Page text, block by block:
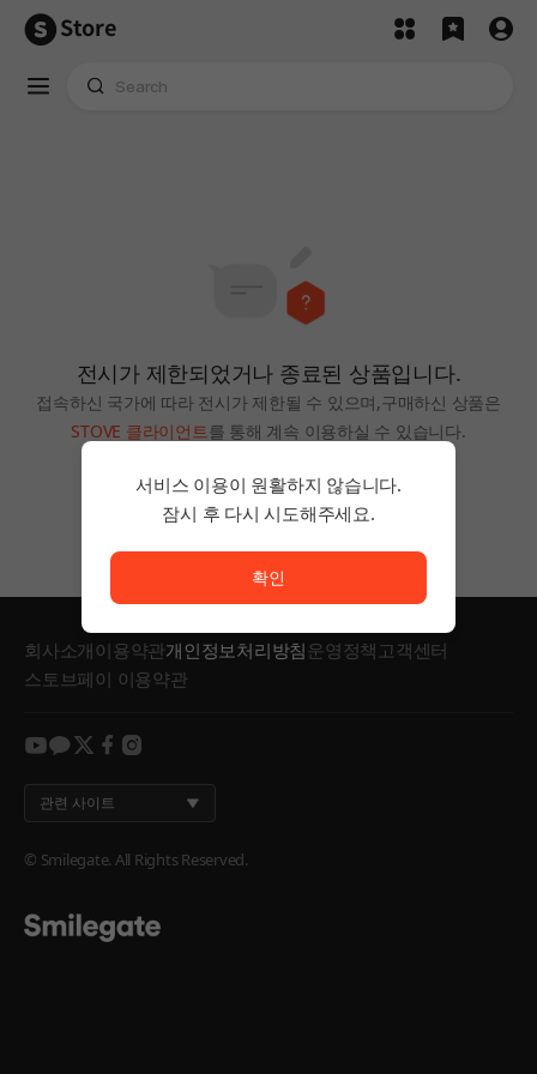
Store
전시가 제한되었거나 종료된 상품입니다.
접속하신 국가에 따라 전시가 제한될 수 있으며,구매하신 상품은
STOVE 클라이언트를 통해 계속 이용하실 수 있습니다.
홈으로
회사소개이용약관개인정보처리방침운영정책 고객센터
스토브페이 이용약관
youtube
kakaotwitterfacebook
instagram
관련 사이트
© Smilegate. All Rights Reserved.
서비스 이용이 원활하지 않습니다.
잠시 후 다시 시도해주세요.
확인